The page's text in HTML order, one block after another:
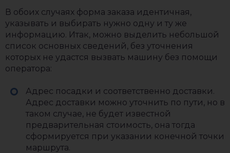
В обоих случаях форма заказа идентичная,
указывать и выбирать нужно одну и ту же
информацию. Итак, можно выделить небольшой
список основных сведений, без уточнения
которых не удастся вызвать машину без помощи
оператора:
Адрес посадки и соответственно доставки.
Адрес доставки можно уточнить по пути, но в
таком случае, не будет известной
предварительная стоимость, она тогда
сформируется при указании конечной точки
маршрута.